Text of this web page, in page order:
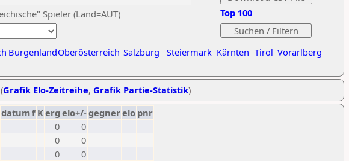
Spieler (Land=AUT)
BurgenlandOberösterreich Salzburg Steiermark Kärnten Tirol Vorarlberg
Top 100
Grafik Elo-Zeitreihe, Grafik Partie-Statistik)
datumf Kerg elo+/-gegnerelo pnr
0
0
0
0
0
0